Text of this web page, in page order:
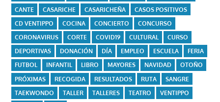
CANTE
CASARICHE CASARICHEÑA
CASOS POSITIVOS
CD VENTIPPO
COCINA CONCIERTO
CONCURSO
CORONAVIRUS
CORTE COVID19 CULTURAL
CURSO
DEPORTIVAS
DONACIÓN DÍA EMPLEO ESCUELA
FERIA
FUTBOL
INFANTIL LIBRO MAYORES NAVIDAD
OTOÑO
PRÓXIMAS
RECOGIDA RESULTADOS RUTA
SANGRE
TAEKWONDO
TALLER TALLERES TEATRO
VENTIPPO